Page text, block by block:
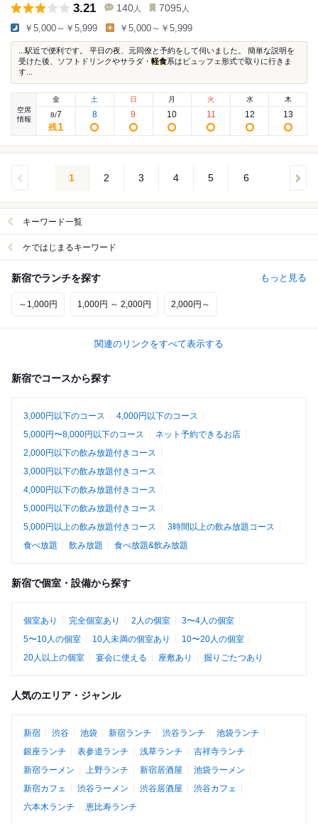
3.21 140 人 7095 人
￥5,000～￥5,999 ￥5,000～￥5,999
...駅近で便利です。 平日の夜、元同僚と予約をして伺いました。 簡単な説明を
受けた後、ソフトドリンクやサラダ・ 軽食系はビュッフェ形式で取りに行きま
す...
空席
情報
金
8/7
残1
土
8
日
9
月
10
火
11
水
12
木
13
1 2 3 4 5 6
キーワード一覧
ケではじまるキーワード
新宿でランチを探す もっと見る
～1,000円 1,000円 ～ 2,000円 2,000円～
関連のリンクをすべて表示する
新宿でコースから探す
3,000円以下のコース
4,000円以下のコース
5,000円〜8,000円以下のコース
ネット予約できるお店
2,000円以下の飲み放題付きコース
3,000円以下の飲み放題付きコース
4,000円以下の飲み放題付きコース
5,000円以下の飲み放題付きコース
5,000円以上の飲み放題付きコース
3時間以上の飲み放題コース
食べ放題
飲み放題 食べ放題&飲み放題
新宿で個室・設備から探す
個室あり 完全個室あり 2人の個室
3〜4人の個室
5〜10人の個室
10人未満の個室あり
10〜20人の個室
20人以上の個室
宴会に使える 座敷あり 掘りごたつあり
人気のエリア・ジャンル
新宿 渋谷 池袋 新宿ランチ 渋谷ランチ
池袋ランチ
銀座ランチ
表参道ランチ 浅草ランチ
吉祥寺ランチ
新宿ラーメン
上野ランチ 新宿居酒屋
池袋ラーメン
新宿カフェ
渋谷ラーメン 渋谷居酒屋
渋谷カフェ
六本木ランチ
恵比寿ランチ